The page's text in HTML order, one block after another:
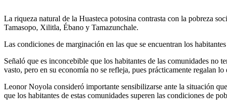
La riqueza natural de la Huasteca potosina contrasta con la pobreza
Tamasopo, Xilitla, Ébano y Tamazunchale.
Las condiciones de marginación en las que se encuentran los
Señaló que es inconcebible que los habitantes de las comunidades no
vasto, pero en su economía no se refleja, pues prácticamente regalan lo
Leonor Noyola consideró importante sensibilizarse ante la situación
que los habitantes de estas comunidades superen las condiciones de